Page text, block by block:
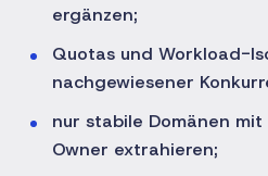
ergänzen;
Quotas und Workload-
nachgewiesener
nur stabile Domänen
Owner extrahieren;